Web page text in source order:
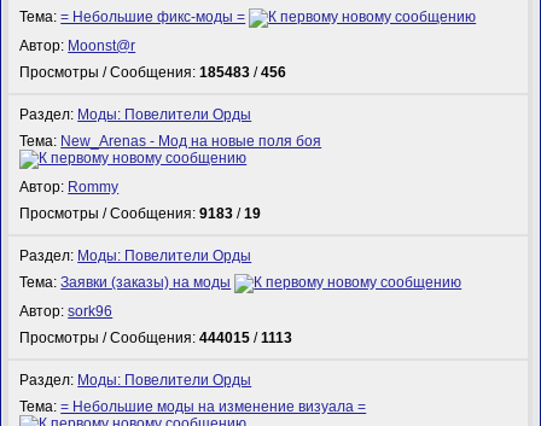
Тема:= Небольшие фикс-моды =
Автор: Mооnst@r
Просмотры / Сообщения:185483 /456
Раздел: Моды: Повелители Орды
Тема: New_Arenas - Мод на новые поля боя
Автор: Rommy
Просмотры / Сообщения:9183 /19
Раздел: Моды: Повелители Орды
Тема:Заявки (заказы) на моды
Автор:sork96
Просмотры / Сообщения:444015 /1113
Раздел: Моды: Повелители Орды
Тема:= Небольшие моды на изменение визуала =